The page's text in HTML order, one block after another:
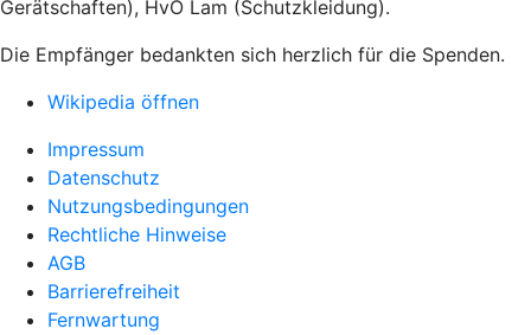
Gerätschaften), HvO Lam (Schutzkleidung).
Die Empfänger bedankten sich herzlich für die Spenden.
Wikipedia öffnen
Impressum
Datenschutz
Nutzungsbedingungen
Rechtliche Hinweise
AGB
Barrierefreiheit
Fernwartung